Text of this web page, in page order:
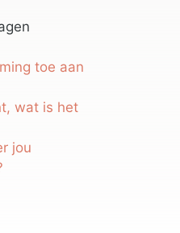
toe aan
wat is het
jou